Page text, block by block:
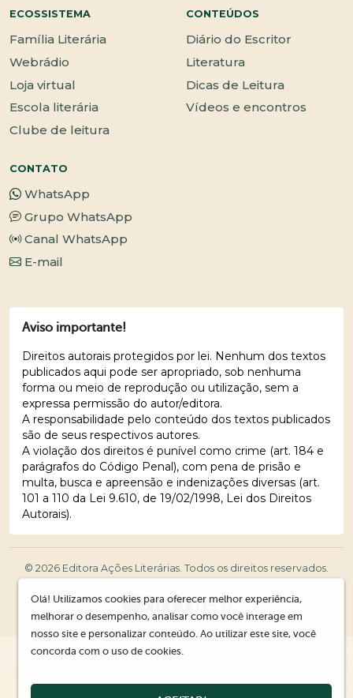
ECOSSISTEMA
Família Literária
Webrádio
Loja virtual
Escola literária
Clube de leitura
CONTEÚDOS
Diário do Escritor
Literatura
Dicas de Leitura
Vídeos e encontros
CONTATO
WhatsApp
Grupo WhatsApp
Canal WhatsApp
E-mail
Aviso importante!
Direitos autorais protegidos por lei. Nenhum dos textos
publicados aqui pode ser apropriado, sob nenhuma
forma ou meio de reprodução ou utilização, sem a
expressa permissão do autor/editora.
A responsabilidade pelo conteúdo dos textos publicados
são de seus respectivos autores.
A violação dos direitos é punível como crime (art. 184 e
parágrafos do Código Penal), com pena de prisão e
multa, busca e apreensão e indenizações diversas (art.
101 a 110 da Lei 9.610, de 19/02/1998, Lei dos Direitos
Autorais).
© 2026 Editora Ações Literárias. Todos os direitos reservados.
Olá! Utilizamos cookies para oferecer melhor experiência,
melhorar o desempenho, analisar como você interage em
nosso site e personalizar conteúdo. Ao utilizar este site, você
concorda com o uso de cookies.